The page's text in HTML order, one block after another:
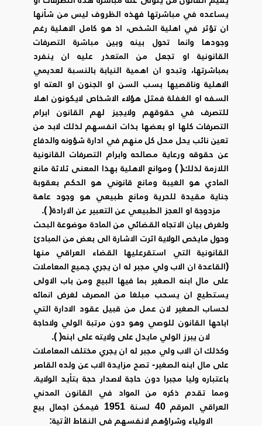
يساعده في مباشرتها فهذه الظروف ليس من شأنها
ان تؤثر في اهلية الشخص، اذ هو كامل الاهلية رغم
وجودها وانما تحول بينه وبين مباشرة التصرفات
القانونية او تجعل من المتعذر عليه ان ينفرد
بمباشرتها، وتبدو ان اهمية النيابة بالنسبة لعديمي
الاهلية وناقصيها بسب السن او الجنون او العته او
السفه او الغفلة فمثل هؤلاء الاشخاص لايكونون اهلا
للتصرف في حقوقهم ولايجيز لهم القانون ابرام
التصرفات كلها او بعضها بذات انفسهم لذلك لابد من
تعين نائب يحل محل كل منهم في ادارة شؤونه والدفاع
عن حقوقه ورعاية مصالحه وابرام التصرفات القانونية
اللازمة لذلك( ) وموانع الاهلية بهذا المعنى ثلاثة مانع
المادي هو الغيبة ومانع قانوني هو الحكم بعقوبة
جناية مقيدة للحرية ومانع طبيعي هو وجود عاهة
مزدوجة او العجز الطبيعي عن التعبير عن الارادة( ).
ولغرض بيان الاتجاه القضائي من المادة موضوعة البحث
وحول مايخص الولاية اثرت الاشارة الى بعض من المبادئ
القانونية التي استقرعليها القضاء العراقي منها
(القاعدة ان الاب ولي مجبر له ان يجري جميع المعاملات
على مال ابنه الصغير بما فيها البيع ومن باب الاولى
يستطيع ان يسحب مبلغا من المصرف لغرض انمائه
لحساب الصغير لان عمل من قبيل عقود الادارة التي
اباحها القانون للوصي وهو دون مرتبة الولي ولاحاجة
لان يبرز الولي مايدل على ولايته على ابنه( ).
وكذلك ان الاب ولي مجبر له ان يجري مختلف المعاملات
على مال ابنه الصغير- تصح مزايدة الاب عن ولده القاصر
باعتباره وليا مجبرا دون حاجة لاصدار حجة بتأيد الولاية.
ومما تقدم ذكره من المواد في القانون المدني
العراقي المرقم 40 لسنة 1951 فيمكن اجمال بيع
الاولياء وشراؤهم لانفسهم في النقاط الأتية: